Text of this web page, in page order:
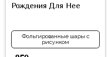
Рождения Для Нее
Фольгированные шары с
рисунком
Животные
Морская